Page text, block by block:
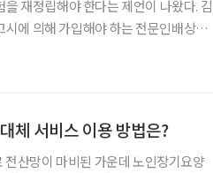
재정립해야 한다는 제언이 나왔다. 김
에 의해 가입해야 하는 전문인배상책
체 서비스 이용 방법은?
산망이 마비된 가운데 노인장기요양